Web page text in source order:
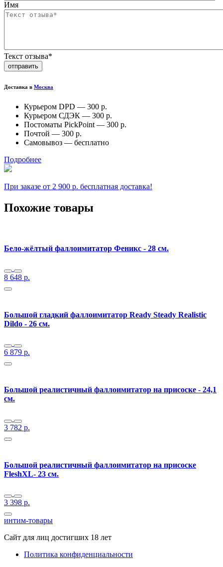
Имя
Текст отзыва*
отправить
Доставка в Москва
Курьером DPD — 300 р.
Курьером СДЭК — 300 р.
Постоматы PickPoint — 300 р.
Почтой — 300 р.
Самовывоз — бесплатно
Подробнее
При заказе от 2 900 р. бесплатная доставка!
Похожие товары
Бело-жёлтый фаллоимитатор Феникс - 28 см.
8 648 р.
Большой гладкий фаллоимитатор Ready Steady Realistic
Dildo - 26 см.
6 879 р.
Большой реалистичный фаллоимитатор на присоске - 24,1
см.
3 782 р.
Большой реалистичный фаллоимитатор на присоске
FleshXL- 23 см.
3 398 р.
интим-товары
Сайт для лиц достигших 18 лет
Политика конфиденциальности